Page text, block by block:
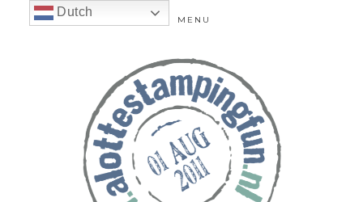
MENU
Dutch